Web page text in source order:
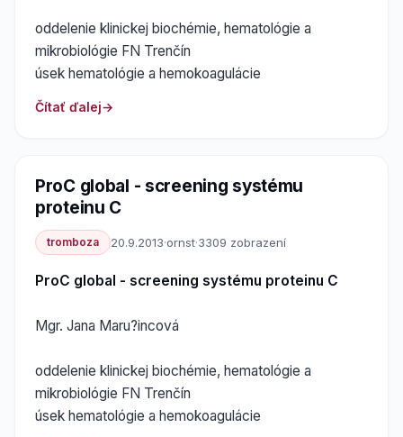
oddelenie klinickej biochémie, hematológie a
mikrobiológie FN Trenčín
úsek hematológie a hemokoagulácie
Čítať ďalej
ProC global - screening systému
proteinu C
tromboza 20.9.2013·ornst·3309 zobrazení
ProC global - screening systému proteinu C
Mgr. Jana Maru?incová
oddelenie klinickej biochémie, hematológie a
mikrobiológie FN Trenčín
úsek hematológie a hemokoagulácie